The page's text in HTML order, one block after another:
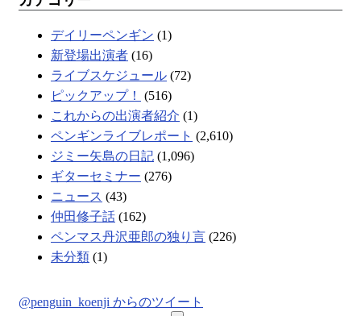
デイリーペンギン (1)
新登場出演者 (16)
ライブスケジュール (72)
ピックアップ！
(516)
これからの出演者紹介 (1)
ペンギンライブレポート (2,610)
ジミー矢島の日記 (1,096)
ギターセミナー (276)
ニュース (43)
仲田修子話 (162)
ペンマス丹沢亜郎の独り言 (226)
未分類 (1)
@penguin_koenji からのツイート